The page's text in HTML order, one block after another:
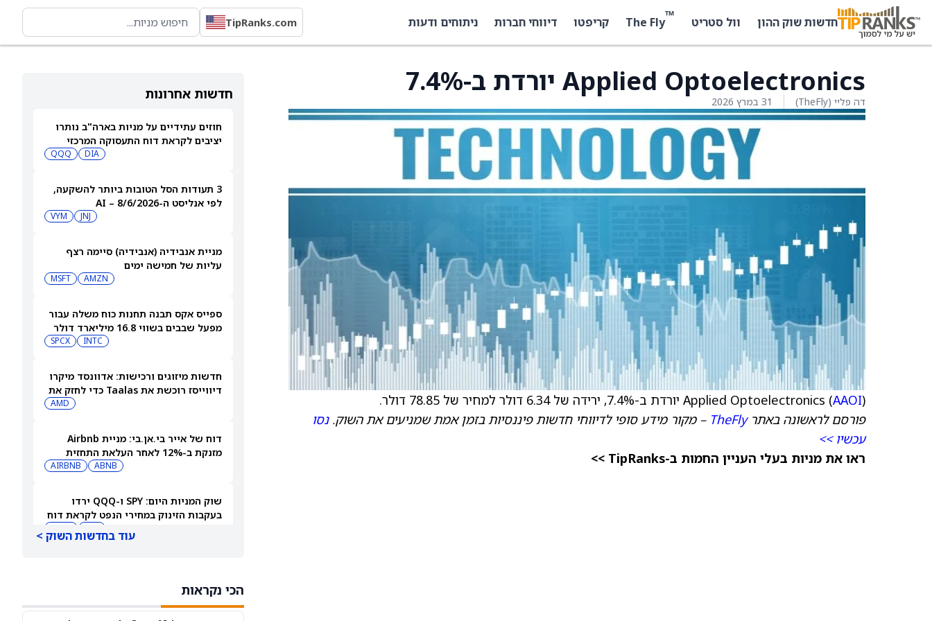
חדשות שוק ההון וול סטריט ™
The Fly קריפטו דיווחי חברות ניתוחים ודעות TipRanks.com
חדשות אחרונות
חוזים עתידיים על מניות בארה"ב נותרו
יציבים לקראת דוח התעסוקה המרכזי
DIA
QQQ
3 תעודות הסל הטובות ביותר להשקעה,
לפי אנליסט ה-AI – 8/6/2026
JNJ
VYM
מניית אנבידיה (אנבידיה) סיימה רצף
עליות של חמישה ימים
AMZN
MSFT
ספייס אקס תבנה תחנות כוח משלה עבור
מפעל שבבים בשווי 16.8 מיליארד דולר
INTC
SPCX
חדשות מיזוגים ורכישות: אדוונסד מיקרו
דיווייסז רוכשת את Taalas כדי לחזק את
AMD
דוח של אייר בי.אן.בי: מניית Airbnb
מזנקת ב-12% לאחר העלאת התחזית
ABNB
AIRBNB
שוק המניות היום: SPY ו-QQQ ירדו
בעקבות הזינוק במחירי הנפט לקראת דוח
ב-10 באוגוסט
עוד בחדשות השוק >
הכי נקראות
Applied Optoelectronics יורדת ב-7.4%
דה פליי (TheFly) 31 במרץ 2026
Applied Optoelectronics (AAOI) יורדת ב-7.4%, ירידה של 6.34 דולר למחיר של 78.85 דולר.
פורסם לראשונה באתרTheFly – מקור מידע סופי לדיווחי חדשות פיננסיות בזמן אמת שמניעים את השוק.נסו
עכשיו >>
ראו את מניות בעלי העניין החמות ב-TipRanks >>